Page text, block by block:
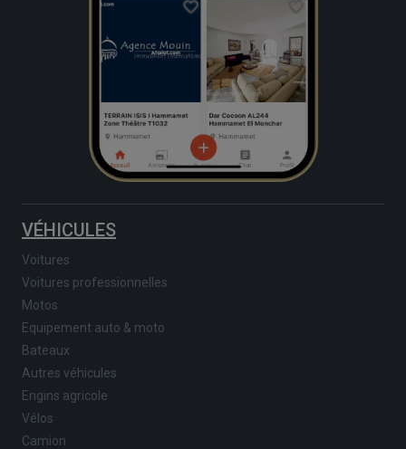
VÉHICULES
Voitures
Voitures professionnelles
Motos
Equipement auto & moto
Bateaux
Autres véhicules
Engins agricole
Vélos
Camion